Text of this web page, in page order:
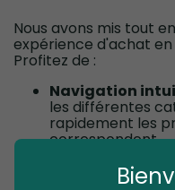
Nous avons mis tout
expérience d'achat
Profitez de :
Navigation
les différentes
rapidement les
correspondent.
Moteur de